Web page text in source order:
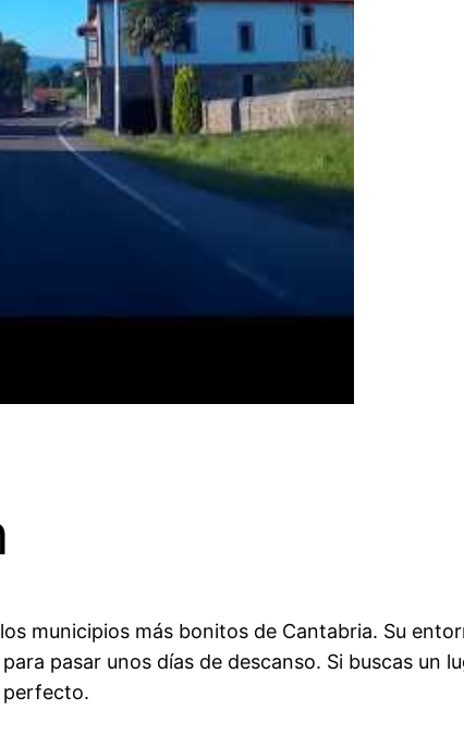
municipios más bonitos de Cantabria. Su
pasar unos días de descanso. Si buscas
perfecto.